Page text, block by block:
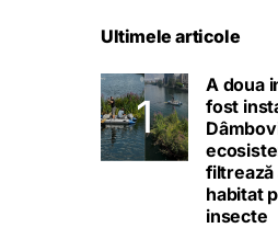
Ultimele articole
A doua
fost
filtrează
habitat
insecte